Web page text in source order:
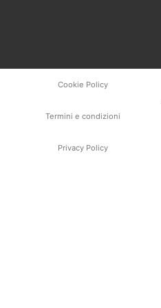
Cookie Policy
Termini e condizioni
Privacy Policy